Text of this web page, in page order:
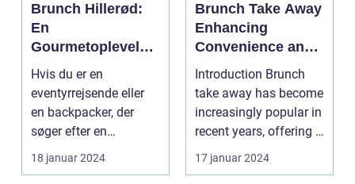
Brunch Hillerød:
En
Gourmetoplevelse
i Nordsjælland
Hvis du er en
eventyrrejsende eller
en backpacker, der
søger efter en
uforglemmelig
gastronomisk opl...
18 januar 2024
Brunch Take Away
Enhancing
Convenience and
Exploring Culinary
Experiences
Introduction Brunch
take away has become
increasingly popular in
recent years, offering a
convenien...
17 januar 2024